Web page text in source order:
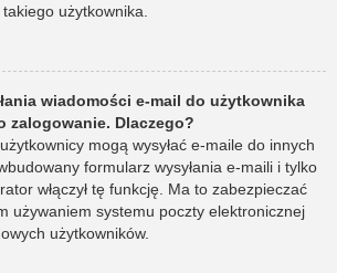
użytkownika.
wiadomości e-mail do użytkownika
zalogowanie. Dlaczego?
mogą wysyłać e-maile do innych
formularz wysyłania e-maili i tylko
włączył tę funkcję. Ma to zabezpieczać
używaniem systemu poczty elektronicznej
użytkowników.